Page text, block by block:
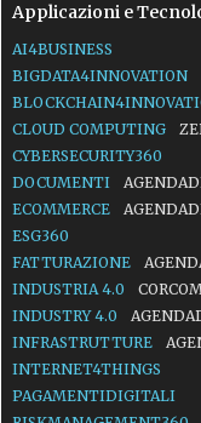
Applicazioni e
AI4BUSINESS
BIGDATA4INNOVATION
CLOUD COMPUTING
CYBERSECURITY360
DOCUMENTI
ECOMMERCE
ESG360
FATTURAZIONE
INDUSTRIA 4.0
INDUSTRY 4.0
INFRASTRUTTURE
INTERNET4THINGS
PAGAMENTIDIGITALI